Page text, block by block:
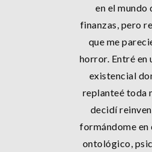
en el mundo
finanzas, pero
que me
horror. Entré en
existencial
replanteé toda
decidí
formándome en
ontológico,